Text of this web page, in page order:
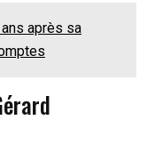
après sa